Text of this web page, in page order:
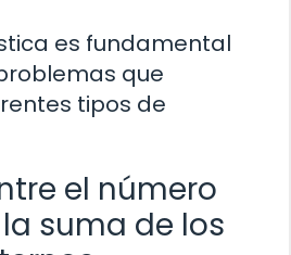
es fundamental
que
tipos de
el número
suma de los